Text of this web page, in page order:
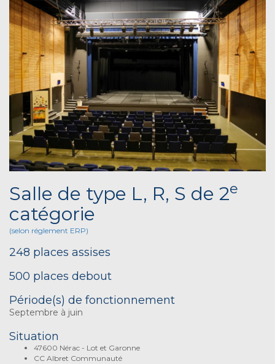
Salle de type L, R, S de 2e
catégorie
(selon réglement ERP)
248 places assises
500 places debout
Période(s) de fonctionnement
Septembre à juin
Situation
47600 Nérac - Lot et Garonne
CC Albret Communauté